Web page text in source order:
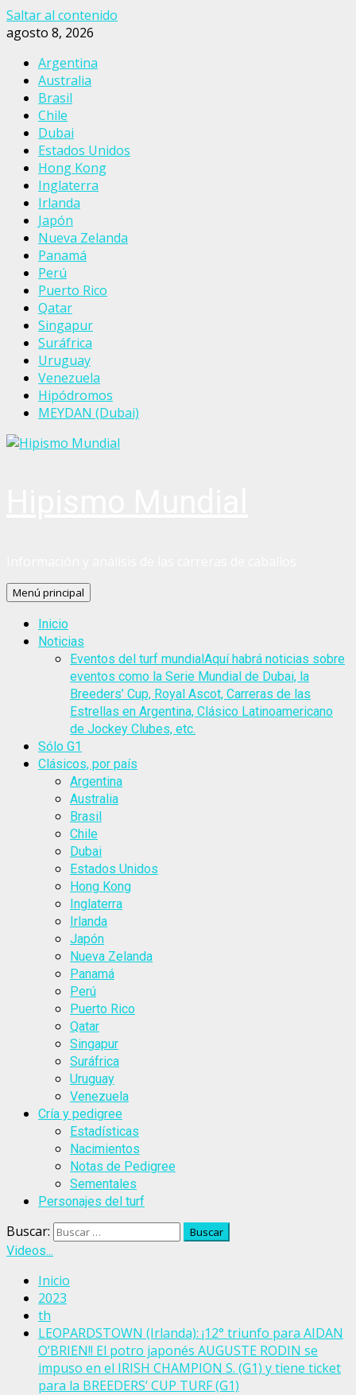
Saltar al contenido
agosto 8, 2026
Argentina
Australia
Brasil
Chile
Dubai
Estados Unidos
Hong Kong
Inglaterra
Irlanda
Japón
Nueva Zelanda
Panamá
Perú
Puerto Rico
Qatar
Singapur
Suráfrica
Uruguay
Venezuela
Hipódromos
MEYDAN (Dubai)
Menú principal
Inicio
Noticias
Eventos del turf mundialAquí habrá noticias sobre
eventos como la Serie Mundial de Dubai, la
Breeders’ Cup, Royal Ascot, Carreras de las
Estrellas en Argentina, Clásico Latinoamericano
de Jockey Clubes, etc.
Sólo G1
Clásicos, por país
Argentina
Australia
Brasil
Chile
Dubai
Estados Unidos
Hong Kong
Inglaterra
Irlanda
Japón
Nueva Zelanda
Panamá
Perú
Puerto Rico
Qatar
Singapur
Suráfrica
Uruguay
Venezuela
Cría y pedigree
Estadísticas
Nacimientos
Notas de Pedigree
Sementales
Personajes del turf
Buscar:
Videos...
Inicio
2023
th
LEOPARDSTOWN (Irlanda): ¡12° triunfo para AIDAN
O’BRIEN!! El potro japonés AUGUSTE RODIN se
impuso en el IRISH CHAMPION S. (G1) y tiene ticket
para la BREEDERS’ CUP TURF (G1)